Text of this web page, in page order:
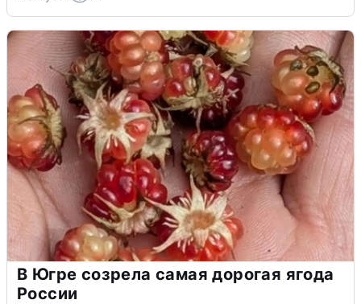
В Югре созрела самая дорогая ягода
России